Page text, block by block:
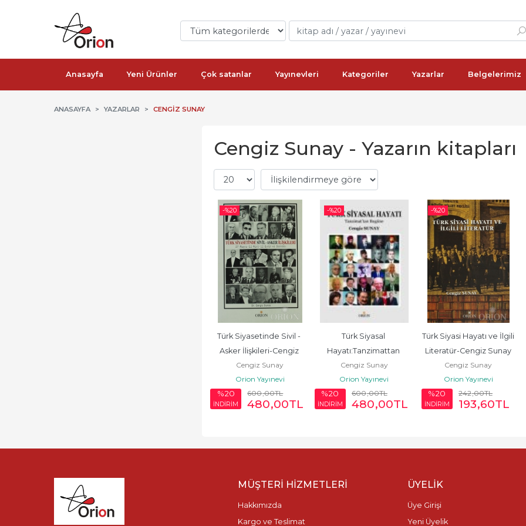
Anasayfa Yeni Ürünler Çok satanlar Yayınevleri Kategoriler Yazarlar Belgelerimiz
ANASAYFA YAZARLAR CENGIZ SUNAY
Cengiz Sunay - Yazarın kitapları
-%20
Türk Siyasetinde Sivil -
Asker İlişkileri-Cengiz
Sunay
Cengiz Sunay
Orion Yayınevi
%20
İNDİRİM
600,00TL
480,00TL
-%20
Türk Siyasal
Hayatı:Tanzimattan
Günümüze-Cengiz
Sunay
Cengiz Sunay
Orion Yayınevi
%20
İNDİRİM
600,00TL
480,00TL
-%20
Türk Siyasi Hayatı ve İlgili
Literatür-Cengiz Sunay
Cengiz Sunay
Orion Yayınevi
%20
İNDİRİM
242,00TL
193,60TL
MÜŞTERI HIZMETLERI
Hakkımızda
Kargo ve Teslimat
ÜYELIK
Üye Girişi
Yeni Üyelik